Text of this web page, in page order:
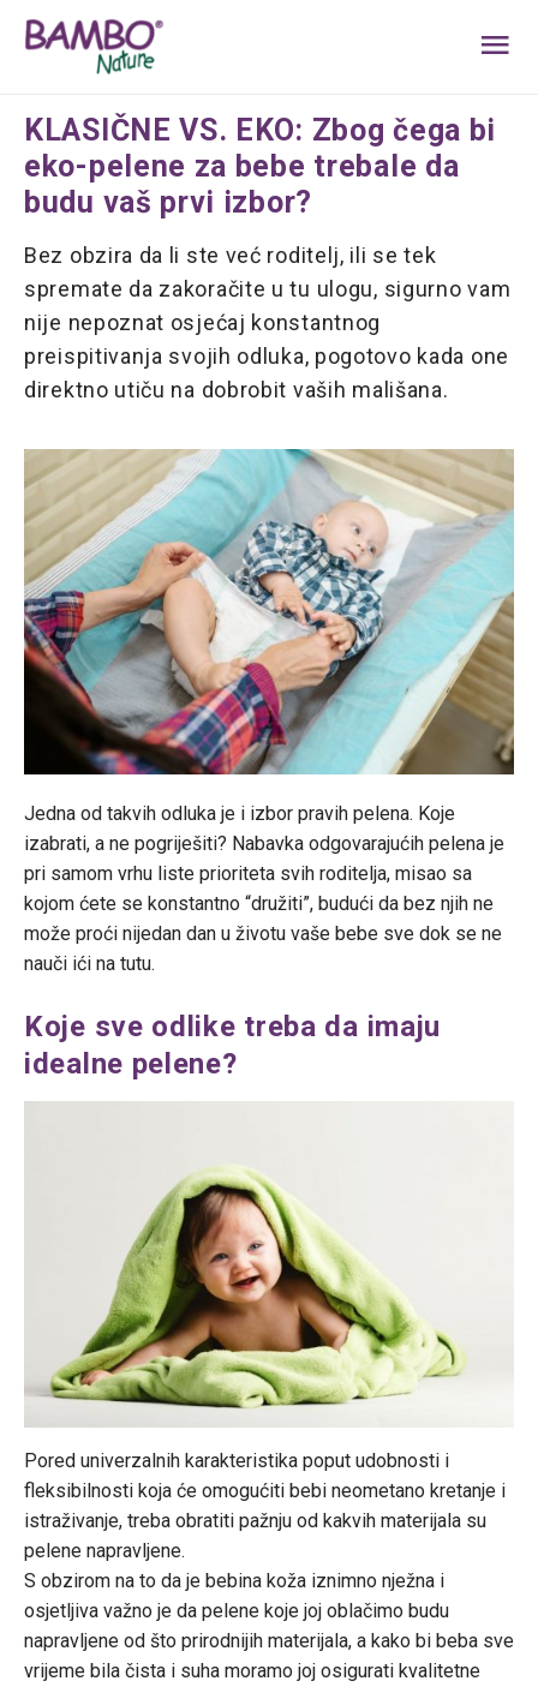
KLASIČNE VS. EKO: Zbog čega bi
eko-pelene za bebe trebale da
budu vaš prvi izbor?
Bez obzira da li ste već roditelj, ili se tek
spremate da zakoračite u tu ulogu, sigurno vam
nije nepoznat osjećaj konstantnog
preispitivanja svojih odluka, pogotovo kada one
direktno utiču na dobrobit vaših mališana.
Jedna od takvih odluka je i izbor pravih pelena. Koje
izabrati, a ne pogriješiti? Nabavka odgovarajućih pelena je
pri samom vrhu liste prioriteta svih roditelja, misao sa
kojom ćete se konstantno “družiti”, budući da bez njih ne
može proći nijedan dan u životu vaše bebe sve dok se ne
nauči ići na tutu.
Koje sve odlike treba da imaju
idealne pelene?
Pored univerzalnih karakteristika poput udobnosti i
fleksibilnosti koja će omogućiti bebi neometano kretanje i
istraživanje, treba obratiti pažnju od kakvih materijala su
pelene napravljene.
S obzirom na to da je bebina koža iznimno nježna i
osjetljiva važno je da pelene koje joj oblačimo budu
napravljene od što prirodnijih materijala, a kako bi beba sve
vrijeme bila čista i suha moramo joj osigurati kvalitetne